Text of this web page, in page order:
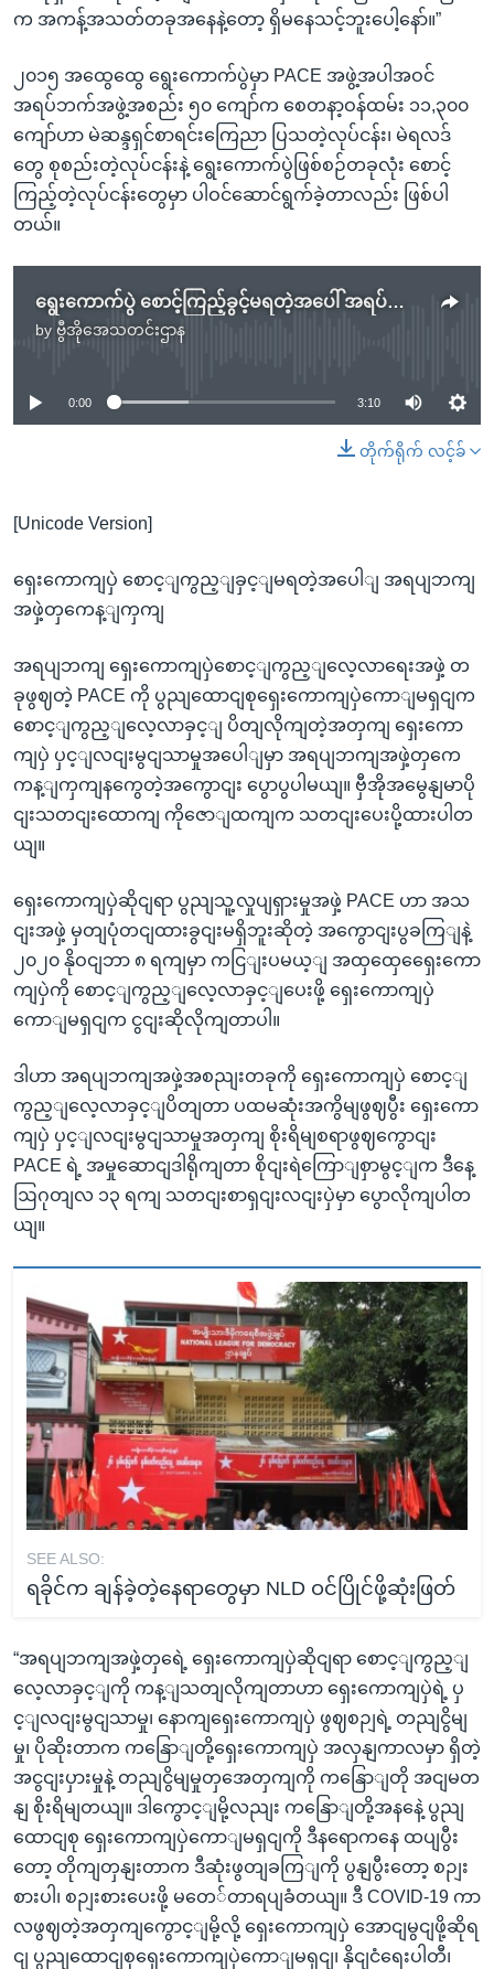
က အကန့်အသတ်တခုအနေနဲ့တော့ ရှိမနေသင့်ဘူးပေါ့နော်။”
၂၀၁၅ အထွေထွေ ရွေးကောက်ပွဲမှာ PACE အဖွဲ့အပါအဝင်
အရပ်ဘက်အဖွဲ့အစည်း ၅၀ ကျော်က စေတနာ့ဝန်ထမ်း ၁၁,၃၀၀
ကျော်ဟာ မဲဆန္ဒရှင်စာရင်းကြေညာ ပြသတဲ့လုပ်ငန်း၊ မဲရလဒ်
တွေ စုစည်းတဲ့လုပ်ငန်းနဲ့ ရွေးကောက်ပွဲဖြစ်စဉ်တခုလုံး စောင့်
ကြည့်တဲ့လုပ်ငန်းတွေမှာ ပါဝင်ဆောင်ရွက်ခဲ့တာလည်း ဖြစ်ပါ
တယ်။
ရွေးကောက်ပွဲ စောင့်ကြည့်ခွင့်မရတဲ့အပေါ် အရပ်ဘက်အဖွဲ့တွေကန့်ကွက်
by ဗွီအိုအေသတင်းဌာန
No media source currently available
0:00 3:10
တိုက်ရိုက် လင့်ခ်
[Unicode Version]
ရှေးကောကျပှဲ စောင့ျကွည့ျခှင့ျမရတဲ့အပေါျ အရပျဘကျ
အဖှဲ့တှကေန့ျကှကျ
အရပျဘကျ ရှေးကောကျပှဲစောင့ျကွည့ျလေ့လာရေးအဖှဲ့ တ
ခုဖွဈတဲ့ PACE ကို ပွညျထောငျစုရှေးကောကျပှဲကောျမရှငျက
စောင့ျကွည့ျလေ့လာခှင့ျ ပိတျလိုကျတဲ့အတှကျ ရှေးကော
ကျပှဲ ပှင့ျလငျးမွငျသာမှုအပေါျမှာ အရပျဘကျအဖှဲ့တှကေ
ကန့ျကှကျနကွေတဲ့အကွောငျး ပွောပွပါမယျ။ ဗှီအိုအမွေနျမာပို
ငျးသတငျးထောကျ ကိုဇောျထကျက သတငျးပေးပို့ထားပါတ
ယျ။
ရှေးကောကျပှဲဆိုငျရာ ပွညျသူ့လှုပျရှားမှုအဖှဲ့ PACE ဟာ အသ
ငျးအဖှဲ့ မှတျပုံတငျထားခွငျးမရှိဘူးဆိုတဲ့ အကွောငျးပွခကြျနဲ့
၂၀၂၀ နိုဝငျဘာ ၈ ရကျမှာ ကငြျးပမယ့ျ အထှထှေရှေေးကော
ကျပှဲကို စောင့ျကွည့ျလေ့လာခှင့ျပေးဖို့ ရှေးကောကျပှဲ
ကောျမရှငျက ငွငျးဆိုလိုကျတာပါ။
ဒါဟာ အရပျဘကျအဖှဲ့အစညျးတခုကို ရှေးကောကျပှဲ စောင့ျ
ကွည့ျလေ့လာခှင့ျပိတျတာ ပထမဆုံးအကွိမျဖွဈပွီး ရှေးကော
ကျပှဲ ပှင့ျလငျးမွငျသာမှုအတှကျ စိုးရိမျစရာဖွဈကွောငျး
PACE ရဲ့ အမှုဆောငျဒါရိုကျတာ စိုငျးရဲကြောျစှာမွင့ျက ဒီနေ့
ဩဂုတျလ ၁၃ ရကျ သတငျးစာရှငျးလငျးပှဲမှာ ပွောလိုကျပါတ
ယျ။
SEE ALSO:
ရခိုင်က ချန်ခဲ့တဲ့နေရာတွေမှာ NLD ဝင်ပြိုင်ဖို့ဆုံးဖြတ်
“အရပျဘကျအဖှဲ့တှရေဲ့ ရှေးကောကျပှဲဆိုငျရာ စောင့ျကွည့ျ
လေ့လာခှင့ျကို ကန့ျသတျလိုကျတာဟာ ရှေးကောကျပှဲရဲ့ ပှ
င့ျလငျးမွငျသာမှု၊ နောကျရှေးကောကျပှဲ ဖွဈစဉျရဲ့ တညျငွိမျ
မှု၊ ပိုဆိုးတာက ကနြောျတို့ရှေးကောကျပှဲ အလှနျကာလမှာ ရှိတဲ့
အငွငျးပှားမှုနဲ့ တညျငွိမျမှုတှအေတှကျကို ကနြောျတို အငျမတ
နျ စိုးရိမျတယျ။ ဒါကွောင့ျမို့လညျး ကနြောျတို့အနနေဲ့ ပွညျ
ထောငျစု ရှေးကောကျပှဲကောျမရှငျကို ဒီနရောကနေ ထပျပွီး
တော့ တိုကျတှနျးတာက ဒီဆုံးဖွတျခကြျကို ပွနျပွီးတော့ စဉျး
စားပါ၊ စဉျးစားပေးဖို့ မတေ်တာရပျခံတယျ။ ဒီ COVID-19 ကာ
လဖွဈတဲ့အတှကျကွောင့ျမို့လို့ ရှေးကောကျပှဲ အောငျမွငျဖို့ဆိုရ
ငျ ပွညျထောငျစုရှေးကောကျပှဲကောျမရှငျ၊ နိုငျငံရေးပါတီ၊